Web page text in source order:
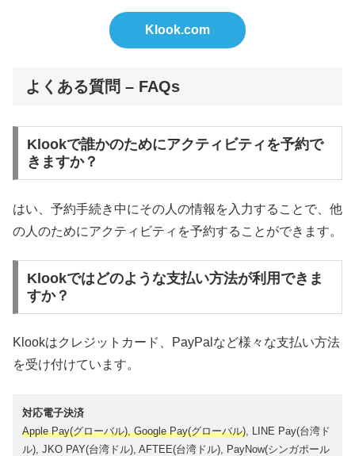
Klook.com
よくある質問 – FAQs
Klookで誰かのためにアクティビティを予約で
きますか？
はい、予約手続き中にその人の情報を入力することで、他
の人のためにアクティビティを予約することができます。
Klookではどのような支払い方法が利用できま
すか？
Klookはクレジットカード、PayPalなど様々な支払い方法
を受け付けています。
対応電子決済
Apple Pay(グローバル), Google Pay(グローバル) , LINE Pay(台湾ド
ル), JKO PAY(台湾ドル), AFTEE(台湾ドル), PayNow(シンガポール